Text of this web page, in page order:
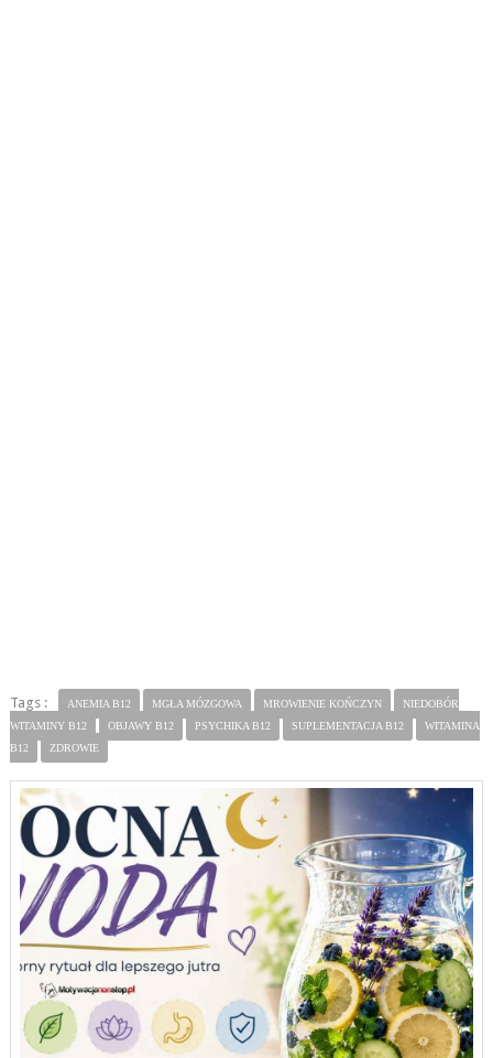
Tags : ANEMIA B12 MGŁA MÓZGOWA MROWIENIE KOŃCZYN
NIEDOBÓR
WITAMINY B12
OBJAWY B12 PSYCHIKA B12 SUPLEMENTACJA B12
WITAMINA
B12
ZDROWIE